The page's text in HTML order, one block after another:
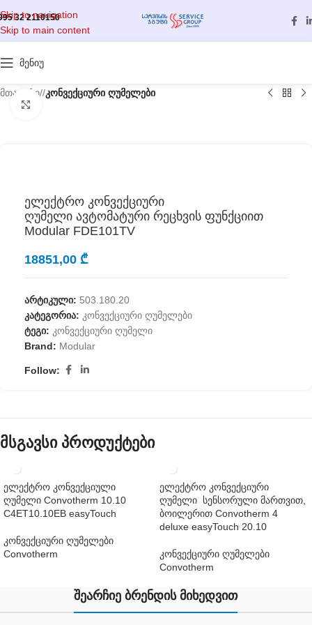
Skip to navigation
Skip to main content
32 2110150
მენიუ
მთავარი/ კონვექციური ღუმელები
ელექტრო კონვექციური
ღუმელი ავტომატური რეცხვის ფუნქციით
Modular FDE101TV
18851,00 ₾
არტიკული: 503.180.20
კატეგორია: კონვექციური ღუმელები
ტეგი: კონვექციური ღუმელი
Brand: Modular
Follow:
მსგავსი პროდუქტები
ელექტრო კონვექციული
ღუმელი Convotherm 10.10
C4ET10.10EB easyTouch
კონვექციური ღუმელები
Convotherm
ელექტრო კონვექციური
ღუმელი სენსორული მართვით,
ბოილერით Convotherm 4
deluxe easyTouch 20.10
კონვექციური ღუმელები
Convotherm
შეარჩიე ბრენდის მიხედვით